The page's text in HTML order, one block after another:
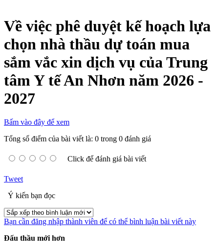
Về việc phê duyệt kế hoạch lựa
chọn nhà thầu dự toán mua
sắm vắc xin dịch vụ của Trung
tâm Y tế An Nhơn năm 2026 -
2027
Bấm vào đây để xem
Tổng số điểm của bài viết là: 0 trong 0 đánh giá
Click để đánh giá bài viết
Tweet
Ý kiến bạn đọc
Bạn cần đăng nhập thành viên để có thể bình luận bài viết này
Đấu thầu mới hơn